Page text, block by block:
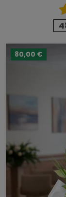
80,00 €